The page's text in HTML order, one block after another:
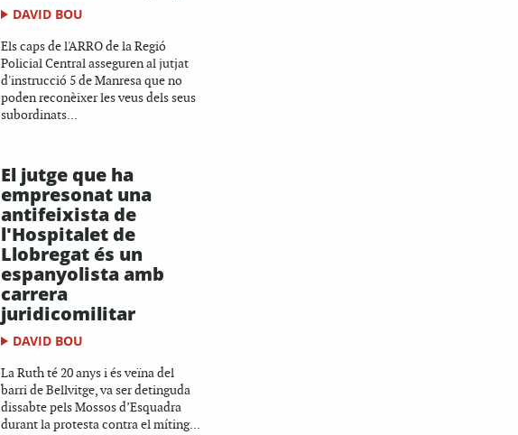
DAVID BOU
Els caps de l'ARRO de la Regió
Policial Central asseguren al jutjat
d'instrucció 5 de Manresa que no
poden reconèixer les veus dels seus
subordinats...
El jutge que ha
empresonat una
antifeixista de
l'Hospitalet de
Llobregat és un
espanyolista amb
carrera
juridicomilitar
DAVID BOU
La Ruth té 20 anys i és veïna del
barri de Bellvitge, va ser detinguda
dissabte pels Mossos d’Esquadra
durant la protesta contra el míting...